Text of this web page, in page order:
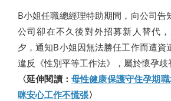
B小姐任職總經理特助期間，向公司告
公司卻在不久後對外招募新人替代
夕，通知B小姐因無法勝任工作而遭資
違反《性別平等工作法》，屬於懷孕歧
〈延伸閱讀： 母性健康保護守住孕期
咪安心工作不慌張〉